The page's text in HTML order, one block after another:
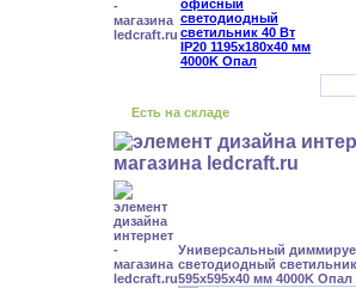
Есть на складе
Универсальный
светодиодный
595x595x40 мм 4000K Опал